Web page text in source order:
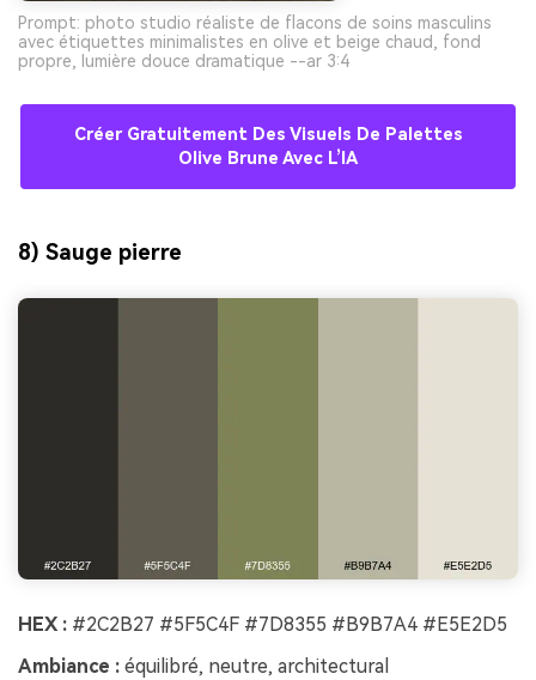
Prompt: photo studio réaliste de flacons de soins masculins
avec étiquettes minimalistes en olive et beige chaud, fond
propre, lumière douce dramatique --ar 3:4
Créer Gratuitement Des Visuels De Palettes
Olive Brune Avec L’IA
8) Sauge pierre
HEX : #2C2B27 #5F5C4F #7D8355 #B9B7A4 #E5E2D5
Ambiance : équilibré, neutre, architectural